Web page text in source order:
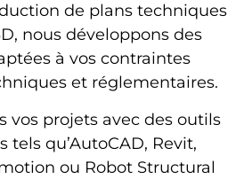
de plans techniques
nous développons des
à vos contraintes
et réglementaires.
vos projets avec des outils
tels qu’AutoCAD, Revit,
ou Robot Structural